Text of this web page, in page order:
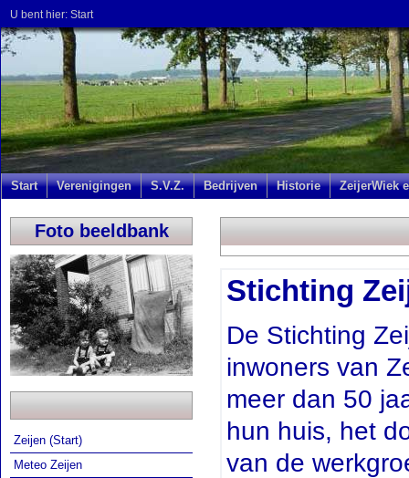
U bent hier: Start
Start Verenigingen S.V.Z. Bedrijven Historie ZeijerWiek
Foto beeldbank
Zeijen (Start)
Meteo Zeijen
Stichting
De Stichting
inwoners van
meer dan 50
hun huis, het
van de